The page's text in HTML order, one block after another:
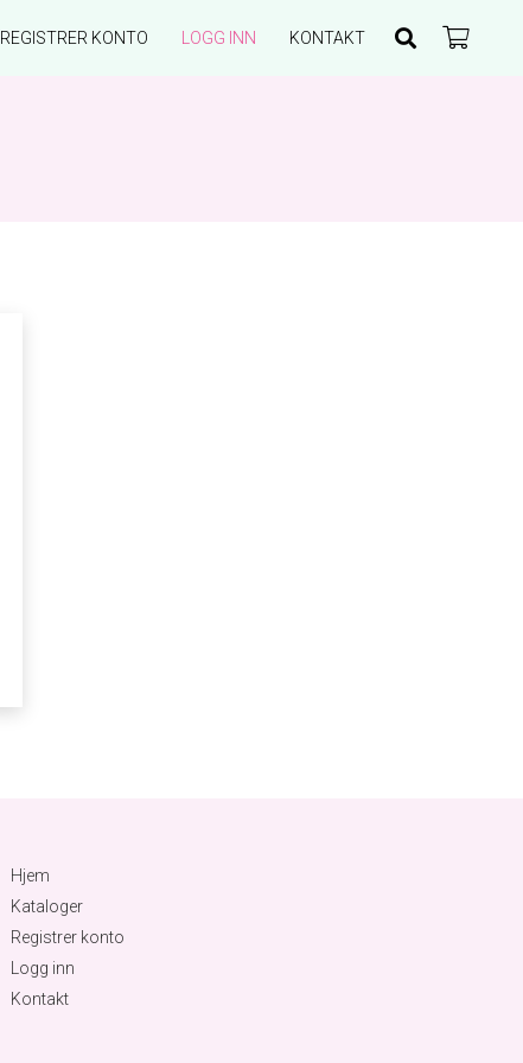
REGISTRER KONTO LOGG INN KONTAKT
Hjem
Kataloger
Registrer konto
Logg inn
Kontakt